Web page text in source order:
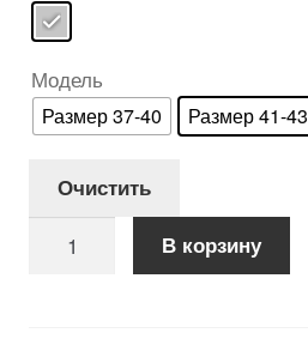
Модель
Размер 37-40 Размер 41-43
Очистить
товара
В корзину